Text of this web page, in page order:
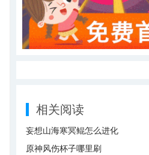
相关阅读
妄想山海寒冥鲲怎么进化
原神风伤杯子哪里刷